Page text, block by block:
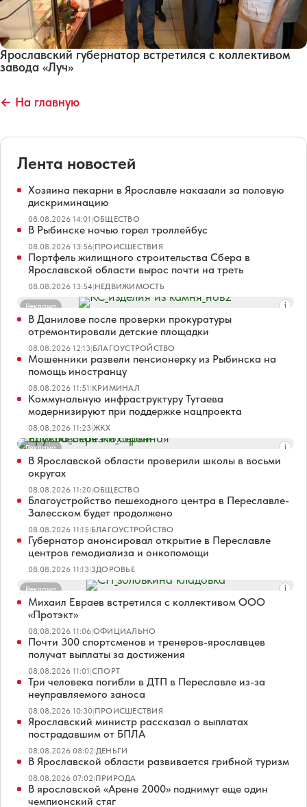
Ярославский губернатор встретился с коллективом
завода «Луч»
← На главную
Лента новостей
Хозяина пекарни в Ярославле наказали за половую
дискриминацию
08.08.2026 14:01|ОБЩЕСТВО
В Рыбинске ночью горел троллейбус
08.08.2026 13:56|ПРОИСШЕСТВИЯ
Портфель жилищного строительства Сбера в
Ярославской области вырос почти на треть
08.08.2026 13:54|НЕДВИЖИМОСТЬ
Реклама
В Данилове после проверки прокуратуры
отремонтировали детские площадки
08.08.2026 12:13|БЛАГОУСТРОЙСТВО
Мошенники развели пенсионерку из Рыбинска на
помощь иностранцу
08.08.2026 11:51|КРИМИНАЛ
Коммунальную инфраструктуру Тутаева
модернизируют при поддержке нацпроекта
08.08.2026 11:23|ЖКХ
Реклама
В Ярославской области проверили школы в восьми
округах
08.08.2026 11:20|ОБЩЕСТВО
Благоустройство пешеходного центра в Переславле-
Залесском будет продолжено
08.08.2026 11:15|БЛАГОУСТРОЙСТВО
Губернатор анонсировал открытие в Переславле
центров гемодиализа и онкопомощи
08.08.2026 11:13|ЗДОРОВЬЕ
Реклама
Михаил Евраев встретился с коллективом ООО
«Протэкт»
08.08.2026 11:06|ОФИЦИАЛЬНО
Почти 300 спортсменов и тренеров-ярославцев
получат выплаты за достижения
08.08.2026 11:01|СПОРТ
Три человека погибли в ДТП в Переславле из-за
неуправляемого заноса
08.08.2026 10:30|ПРОИСШЕСТВИЯ
Ярославский министр рассказал о выплатах
пострадавшим от БПЛА
08.08.2026 08:02|ДЕНЬГИ
В Ярославской области развивается грибной туризм
08.08.2026 07:02|ПРИРОДА
В ярославской «Арене 2000» поднимут еще один
чемпионский стяг